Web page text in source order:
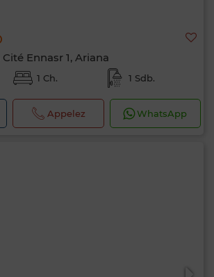
Ennasr 1, Ariana
1 Ch. 1 Sdb.
Appelez WhatsApp